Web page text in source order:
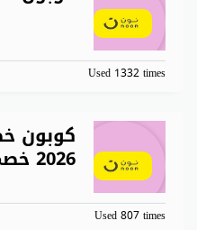
Used 1332 times
كوبون
2026 خصم ٥٠٪ لكل العملاء
Used 807 times